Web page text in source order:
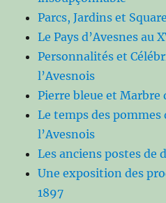
Parcs, Jardins et
Le Pays d’Avesnes au
Personnalités et
l’Avesnois
Pierre bleue et Marbre
Le temps des pommes
l’Avesnois
Les anciens postes de
Une exposition des
1897